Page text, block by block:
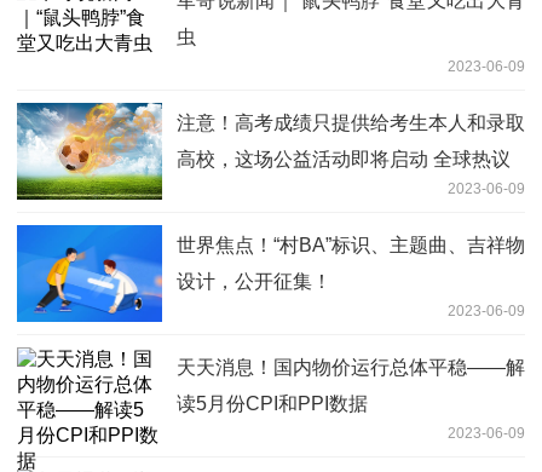
虫
2023-06-09
注意！高考成绩只提供给考生本人和录取
高校，这场公益活动即将启动 全球热议
2023-06-09
世界焦点！“村BA”标识、主题曲、吉祥物
设计，公开征集！
2023-06-09
天天消息！国内物价运行总体平稳——解
读5月份CPI和PPI数据
2023-06-09